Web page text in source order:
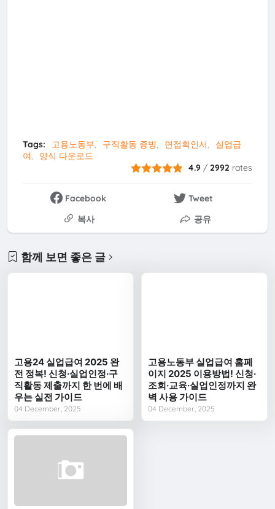
Tags: 고용노동부 구직활동 증빙 면접확인서
실업급
여
양식 다운로드
4.9 /2992 rates
Facebook
Tweet
복사
공유
함께 보면 좋은 글
고용24 실업급여 2025 완
전 정복! 신청·실업인정·구
직활동 제출까지 한 번에 배
우는 실전 가이드
04 December, 2025
고용노동부 실업급여 홈페
이지 2025 이용방법! 신청·
조회·교육·실업인정까지 완
벽 사용 가이드
04 December, 2025